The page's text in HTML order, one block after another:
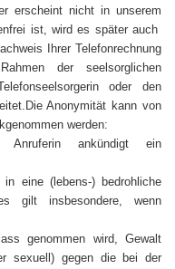
erscheint nicht in unserem
ist, wird es später auch
Ihrer Telefonrechnung
der seelsorglichen
oder den
Die Anonymität kann von
werden:
ankündigt ein
eine (lebens-) bedrohliche
gilt insbesondere, wenn
genommen wird, Gewalt
sexuell) gegen die bei der